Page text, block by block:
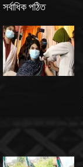
সর্বাধিক পঠিত